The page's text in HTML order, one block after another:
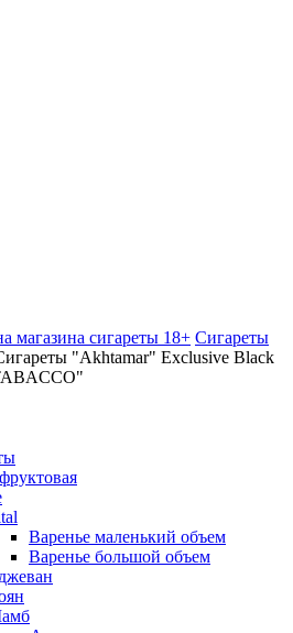
магазина сигареты 18+ Cигареты
"Akhtamar" Exclusive Black
Варенье маленький объем
Варенье большой объем